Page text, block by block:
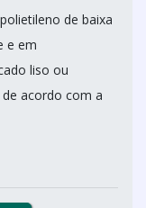
de baixa
e em
liso ou
acordo com a